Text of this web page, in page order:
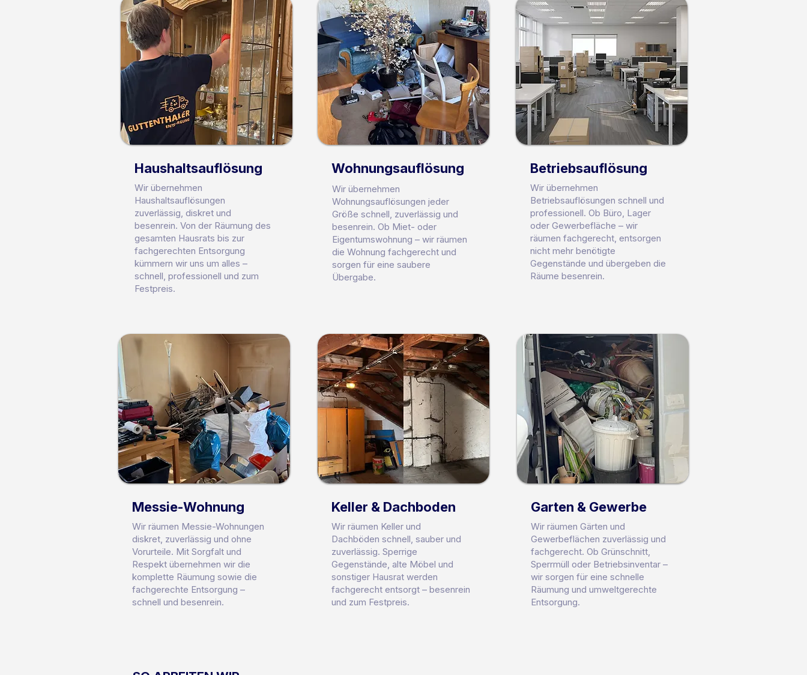
Haushaltsauflösung
Wir übernehmen
Haushaltsauflösungen
zuverlässig, diskret und
besenrein. Von der Räumung des
gesamten Hausrats bis zur
fachgerechten Entsorgung
kümmern wir uns um alles –
schnell, professionell und zum
Festpreis.
Messie-Wohnung
Wir räumen Messie-Wohnungen
diskret, zuverlässig und ohne
Vorurteile. Mit Sorgfalt und
Respekt übernehmen wir die
komplette Räumung sowie die
fachgerechte Entsorgung –
schnell und besenrein.
Wohnungsauflösung
Wir übernehmen
Wohnungsauflösungen jeder
Größe schnell, zuverlässig und
besenrein. Ob Miet- oder
Eigentumswohnung – wir räumen
die Wohnung fachgerecht und
sorgen für eine saubere
Übergabe.
Keller & Dachboden
Wir räumen Keller und
Dachböden schnell, sauber und
zuverlässig. Sperrige
Gegenstände, alte Möbel und
sonstiger Hausrat werden
fachgerecht entsorgt – besenrein
und zum Festpreis.
Betriebsauflösung
Wir übernehmen
Betriebsauflösungen schnell und
professionell. Ob Büro, Lager
oder Gewerbefläche – wir
räumen fachgerecht, entsorgen
nicht mehr benötigte
Gegenstände und übergeben die
Räume besenrein.
Garten & Gewerbe
Wir räumen Gärten und
Gewerbeflächen zuverlässig und
fachgerecht. Ob Grünschnitt,
Sperrmüll oder Betriebsinventar –
wir sorgen für eine schnelle
Räumung und umweltgerechte
Entsorgung.